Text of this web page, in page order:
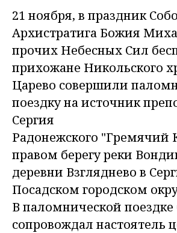
21 ноября, в праздник
Архистратига Божия
прочих Небесных Сил
прихожане Никольского
Царево совершили
поездку на источник
Сергия
Радонежского "Гремячий
правом берегу реки
деревни Взгляднево в
Посадском городском
В паломнической
сопровождал настоятель